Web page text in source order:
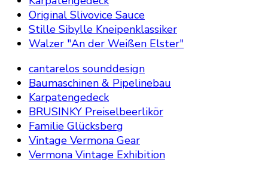
Original Slivovice Sauce
Stille Sibylle Kneipenklassiker
Walzer "An der Weißen Elster"
cantarelos sounddesign
Baumaschinen & Pipelinebau
Karpatengedeck
BRUSINKY Preiselbeerlikör
Familie Glücksberg
Vintage Vermona Gear
Vermona Vintage Exhibition